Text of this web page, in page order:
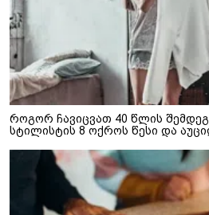
როგორ ჩავიცვათ 40 წლის
სტილისტის 8 ოქროს წესი და